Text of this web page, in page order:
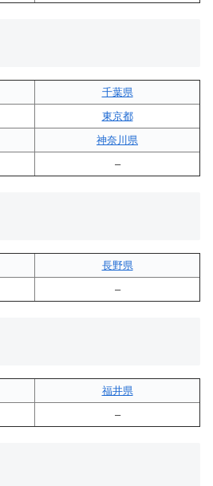
千葉県
東京都
神奈川県
–
長野県
–
福井県
–